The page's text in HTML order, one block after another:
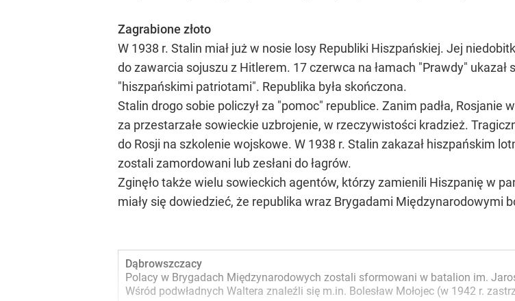
Zagrabione złoto
W 1938 r. Stalin miał już w nosie losy Republiki Hiszpańskiej. Jej
do zawarcia sojuszu z Hitlerem. 17 czerwca na łamach "Prawdy"
"hiszpańskimi patriotami". Republika była skończona.
Stalin drogo sobie policzył za "pomoc" republice. Zanim padła, Rosjanie
za przestarzałe sowieckie uzbrojenie, w rzeczywistości kradzież.
do Rosji na szkolenie wojskowe. W 1938 r. Stalin zakazał hiszpańskim
zostali zamordowani lub zesłani do łagrów.
Zginęło także wielu sowieckich agentów, którzy zamienili Hiszpanię w
miały się dowiedzieć, że republika wraz Brygadami Międzynarodowymi
Dąbrowszczacy
Polacy w Brygadach Międzynarodowych zostali sformowani w batalion im.
Wśród podwładnych Waltera znaleźli się m.in. Bolesław Mołojec (w 1942 r.